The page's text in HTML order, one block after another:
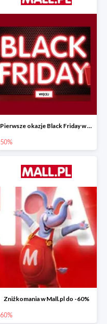
Pierwsze okazje Black Friday w Mall.pl do -50%
50%
Zniżkomania w Mall.pl do -60%
60%